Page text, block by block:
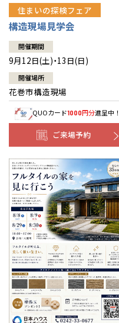
住まいの探検フェア
構造現場見学会
開催期間
9月12日(土)・13日(日)
開催場所
花巻市構造現場
QUOカード1000円分進呈中！
ご来場予約